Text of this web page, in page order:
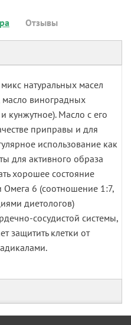
Отзывы
натуральных масел
масло виноградных
кунжутное). Масло с его
приправы и для
использование как
для активного образа
хорошее состояние
Омега 6 (соотношение 1:7,
диетологов)
сосудистой системы,
защитить клетки от